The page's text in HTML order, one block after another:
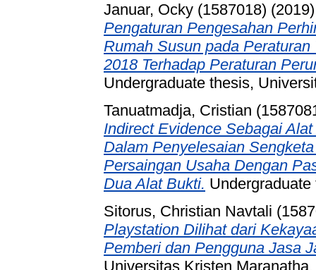
Januar, Ocky (1587018)
Pengaturan Pengesahan
Rumah Susun pada
2018 Terhadap Peraturan
Undergraduate thesis,
Tanuatmadja, Cristian
Indirect Evidence Sebagai
Dalam Penyelesaian
Persaingan Usaha Dengan
Dua Alat Bukti.
Sitorus, Christian Navtali
Playstation Dilihat dari
Pemberi dan Pengguna Jasa
Universitas Kristen Maranatha.